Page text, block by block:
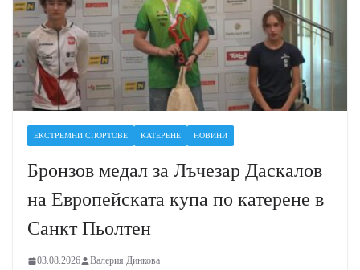
ЕКСТРЕМНИ СПОРТОВЕ КАТЕРЕНЕ НОВИНИ
Бронзов медал за Лъчезар Даскалов
на Европейската купа по катерене в
Санкт Пьолтен
03.08.2026 Валерия Динкова